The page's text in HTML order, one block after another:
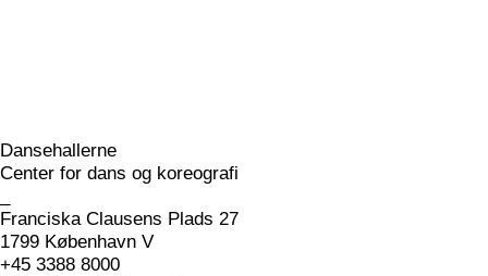
Dansehallerne
Center for dans og koreografi
Franciska Clausens Plads 27
1799 København V
+45 3388 8000